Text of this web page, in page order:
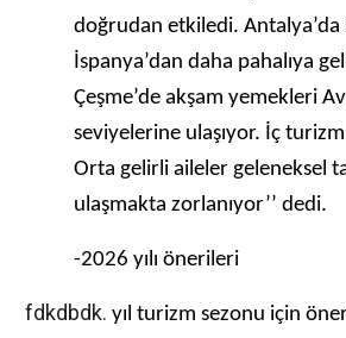
doğrudan etkiledi.
İspanya’dan daha pahalıya
Çeşme’de akşam yemekleri
seviyelerine ulaşıyor. İç turizm
Orta gelirli aileler geleneksel
ulaşmakta zorlanıyor’’ dedi.
-2026 yılı önerileri
yıl turizm sezonu için